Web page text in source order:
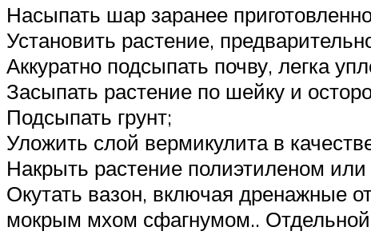
Насыпать шар заранее
Установить растение,
Аккуратно подсыпать почву, легка
Засыпать растение по шейку и
Подсыпать грунт;
Уложить слой вермикулита в
Накрыть растение полиэтиленом
Окутать вазон, включая дренажные
мокрым мхом сфагнумом.. Отдельной